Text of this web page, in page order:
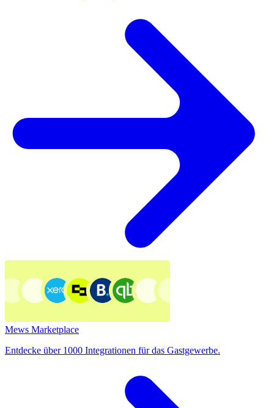
Mews Marketplace
Entdecke über 1000 Integrationen für das Gastgewerbe.